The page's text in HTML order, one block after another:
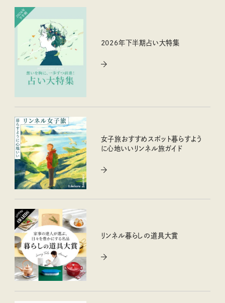
2026年下半期占い大特集
女子旅おすすめスポット暮らすよう
に心地いいリンネル旅ガイド
リンネル暮らしの道具大賞